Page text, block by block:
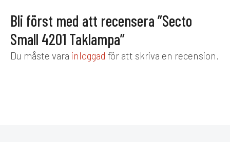
kombinerar estetik med
funktionalitet.
Bli först med att recensera ”Secto
Small 4201 Taklampa”
Du måste vara inloggad för att skriva en recension.